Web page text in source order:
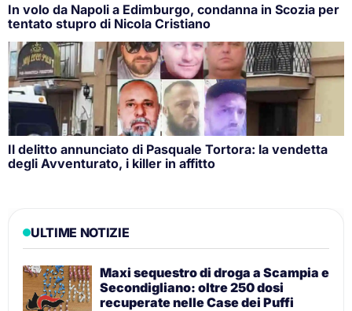
In volo da Napoli a Edimburgo, condanna in Scozia per
tentato stupro di Nicola Cristiano
Il delitto annunciato di Pasquale Tortora: la vendetta
degli Avventurato, i killer in affitto
ULTIME NOTIZIE
Maxi sequestro di droga a Scampia e
Secondigliano: oltre 250 dosi
recuperate nelle Case dei Puffi